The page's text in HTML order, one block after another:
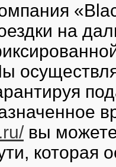
на
вы можете
которая